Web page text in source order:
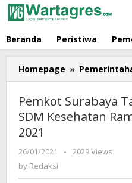
Skip
to
Beranda Peristiwa
Homepage »
Pemkot Surabaya
SDM Kesehatan
2021
26/01/2021
by
-
2029 Views
by Redaksi